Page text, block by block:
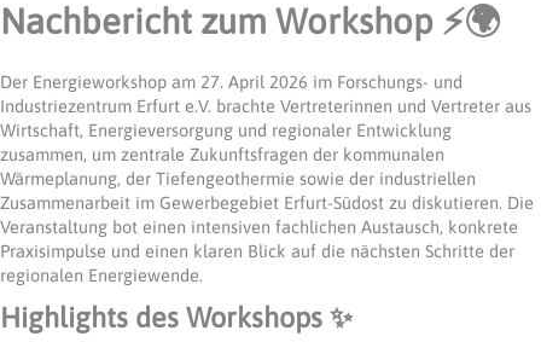
Nachbericht zum Workshop ⚡🌍
Der Energieworkshop am 27. April 2026 im Forschungs- und
Industriezentrum Erfurt e.V. brachte Vertreterinnen und Vertreter aus
Wirtschaft, Energieversorgung und regionaler Entwicklung
zusammen, um zentrale Zukunftsfragen der kommunalen
Wärmeplanung, der Tiefengeothermie sowie der industriellen
Zusammenarbeit im Gewerbegebiet Erfurt-Südost zu diskutieren. Die
Veranstaltung bot einen intensiven fachlichen Austausch, konkrete
Praxisimpulse und einen klaren Blick auf die nächsten Schritte der
regionalen Energiewende.
Highlights des Workshops ✨